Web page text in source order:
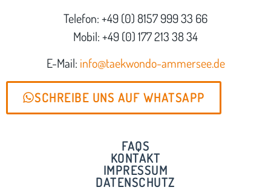
Telefon: +49 (0) 8157 999 33 66
Mobil: +49 (0) 177 213 38 34
E-Mail: info@taekwondo-ammersee.de
SCHREIBE UNS AUF WHATSAPP
FAQS
KONTAKT
IMPRESSUM
DATENSCHUTZ